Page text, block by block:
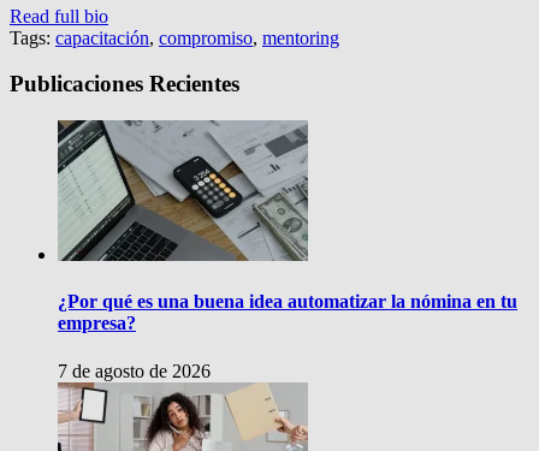
Read full bio
Tags: capacitación, compromiso, mentoring
Publicaciones Recientes
¿Por qué es una buena idea automatizar la nómina en tu
empresa?
7 de agosto de 2026